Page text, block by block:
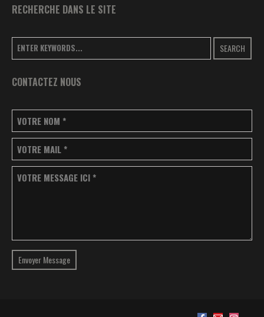
RECHERCHE DANS LE SITE
SEARCH
CONTACTEZ NOUS
VOTRE NOM *
VOTRE MAIL *
VOTRE MESSAGE ICI *
Envoyer Message